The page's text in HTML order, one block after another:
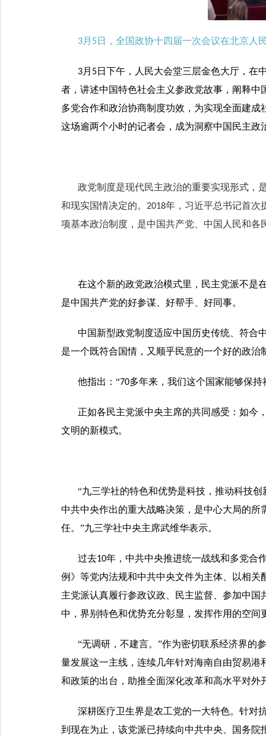
3月 5日，全国政协十四届一次会议在北京人
3月 5日下午，人民大会堂三层金色大厅，在
者，讲述中国特色社会主义参政党故事，阐释
多党合作和政治协商制度功效，为实现全面建
这场逾两个小时的记者会，成为洞察中国民主政
政党制度是现代民主政治的重要实现形式，
和现实国情决定的。 2018年，习近平总书记首次
项基本政治制度，是中国共产党、中国人民和
在这个新的政党政治模式里，民主党派不是
是中国共产党的好参谋、好帮手、好同事。
中国新型政党制度适应中国历史传统、符合
是一个既符合国情，又顺乎民意的一个好的政治
他指出：“70多年来，我们这个国家能够保
正如各民主党派中央主席的共同感受：如今
文明的新模式。
“九三学社的特色和优势是科技，推动科技
中共中央作出的重大战略决策，是中心大局的
任。”九三学社中央主席武维华表示。
过去10年，中共中央推进统一战线和多党合
例》等党内法规和中共中央文件为主体、以相
主党派认真履行参政议政、民主监督、参加中
中，界别特色和优势充分彰显，发挥作用的空间
“无调研，不建言。”作为密切联系经济界的
量发展这一主线，连续几年针对海南自由贸易
和政策的出台，助推全面深化改革和高水平对外
深耕医疗卫生界是农工党的一大特色。针对
到现在为止，该党派已持续向中共中央、国务院